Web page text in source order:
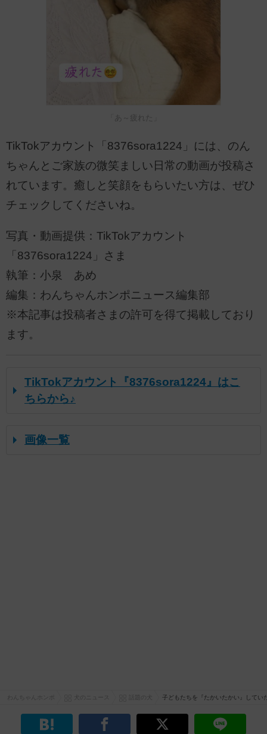
「あ～疲れた」
TikTokアカウント「8376sora1224」には、のん
ちゃんとご家族の微笑ましい日常の動画が投稿さ
れています。癒しと笑顔をもらいたい方は、ぜひ
チェックしてくださいね。
写真・動画提供：TikTokアカウント
「8376sora1224」さま
執筆：小泉 あめ
編集：わんちゃんホンポニュース編集部
※本記事は投稿者さまの許可を得て掲載しており
ます。
TikTokアカウント『8376sora1224』はこ
ちらから♪
画像一覧
子どもたちを『たかいたかい』して